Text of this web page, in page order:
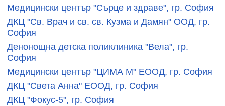
Медицински център "Сърце и здраве", гр. София
ДКЦ "Св. Врач и св. св. Кузма и Дамян" ООД, гр.
София
Денонощна детска поликлиника "Вела", гр.
София
Медицински център "ЦИМА М" ЕООД, гр. София
ДКЦ "Света Анна" ЕООД, гр. София
ДКЦ "Фокус-5", гр. София